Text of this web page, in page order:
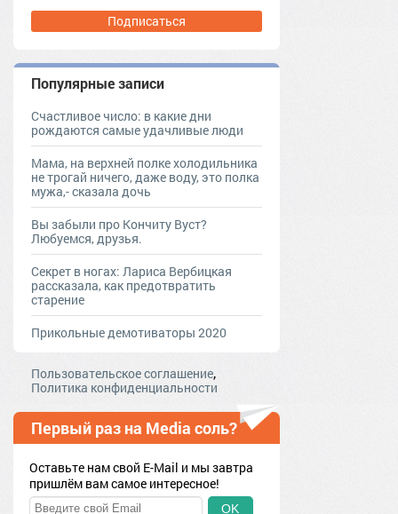
Подписаться
Популярные записи
Счастливое число: в какие дни
рождаются самые удачливые люди
Мама, на верхней полке холодильника
не трогай ничего, даже воду, это полка
мужа,- сказала дочь
Вы забыли про Кончиту Вуст?
Любуемся, друзья.
Секрет в ногах: Лариса Вербицкая
рассказала, как предотвратить
старение
Прикольные демотиваторы 2020
Пользовательское соглашение,
Политика конфиденциальности
Первый раз на Media соль?
Оставьте нам свой E-Mail и мы завтра
пришлём вам самое интересное!
OK